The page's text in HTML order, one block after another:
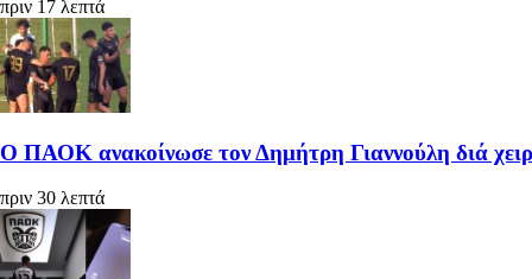
πριν 17 λεπτά
Ο ΠΑΟΚ ανακοίνωσε τον Δημήτρη Γιαννούλη διά
πριν 30 λεπτά